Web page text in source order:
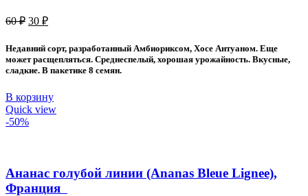
60₽ Первоначальная
составляла
60 ₽.
30 ₽Текущая
30 ₽.
Недавний сорт, разработанный Амбиориксом, Хосе Антуаном. Еще
может расщепляться. Среднеспелый, хорошая урожайность. Вкусные,
сладкие. В пакетике 8 семян.
В корзину
Quick view
-50%
Ананас голубой линии (Ananas Bleue Lignee),
Франция